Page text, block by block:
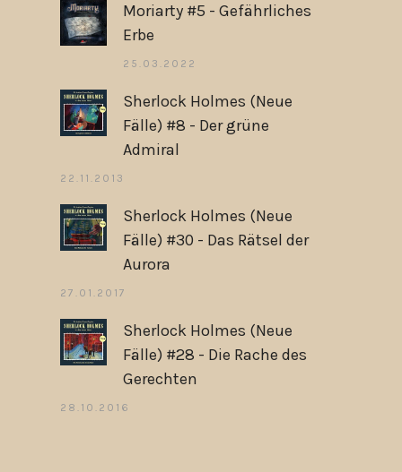
Moriarty #5 - Gefährliches
Erbe
25.03.2022
Sherlock Holmes (Neue
Fälle) #8 - Der grüne
Admiral
22.11.2013
Sherlock Holmes (Neue
Fälle) #30 - Das Rätsel der
Aurora
27.01.2017
Sherlock Holmes (Neue
Fälle) #28 - Die Rache des
Gerechten
28.10.2016